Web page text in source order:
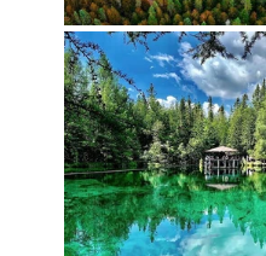
Cambridge-맛집/여행지
Centerport-맛집/여행지